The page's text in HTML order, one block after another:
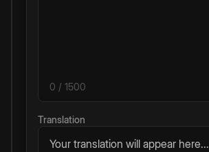
0 / 1500
Translation
Your translation will appear here...